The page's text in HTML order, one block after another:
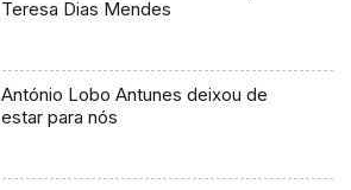
Teresa Dias Mendes
António Lobo Antunes deixou de
estar para nós